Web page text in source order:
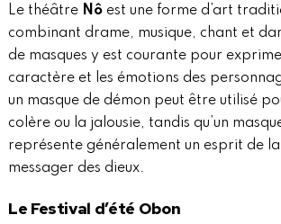
Le théâtre Nôest une forme d’art
combinant drame, musique, chant et
de masques y est courante pour
caractère et les émotions des
un masque de démon peut être utilisé
colère ou la jalousie, tandis qu’un
représente généralement un esprit de la
messager des dieux.
Le Festival d’été Obon